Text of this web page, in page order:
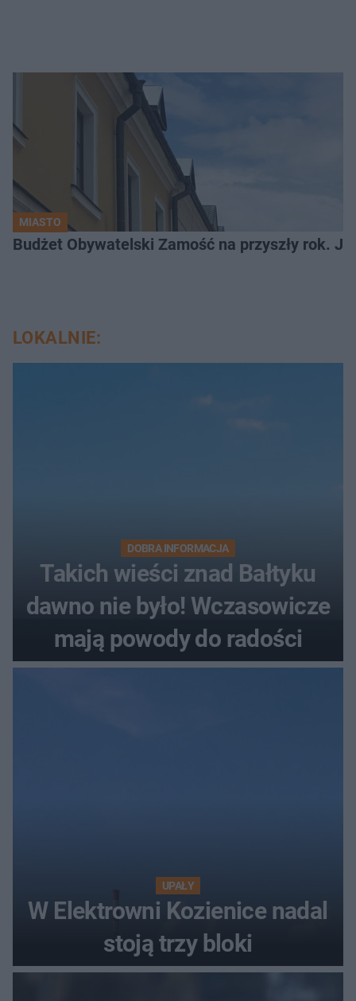
MIASTO
LOKALNIE:
DOBRA INFORMACJA
Takich wieści znad Bałtyku
dawno nie było! Wczasowicze
mają powody do radości
UPAŁY
W Elektrowni Kozienice nadal
stoją trzy bloki